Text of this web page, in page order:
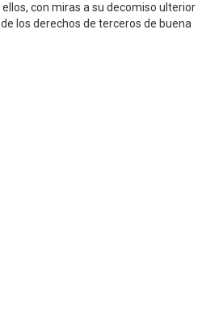
con miras a su decomiso ulterior
los derechos de terceros de buena